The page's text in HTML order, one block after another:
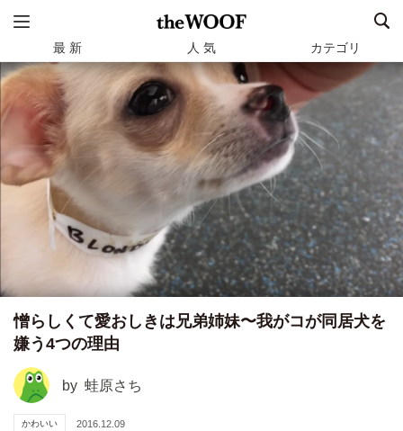
最 新 人 気 カテゴリ
憎らしくて愛おしきは兄弟姉妹〜我がコが同居犬を
嫌う4つの理由
by 蛙原さち
かわいい 2016.12.09